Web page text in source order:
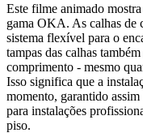
Este filme animado
gama OKA. As calhas
sistema flexível para o
tampas das calhas
comprimento - mesmo
Isso significa que a
momento, garantido
para instalações
piso.